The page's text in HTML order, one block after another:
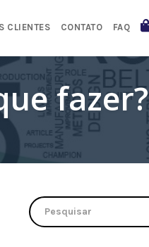
CLIENTES CONTATO FAQ
fazer?